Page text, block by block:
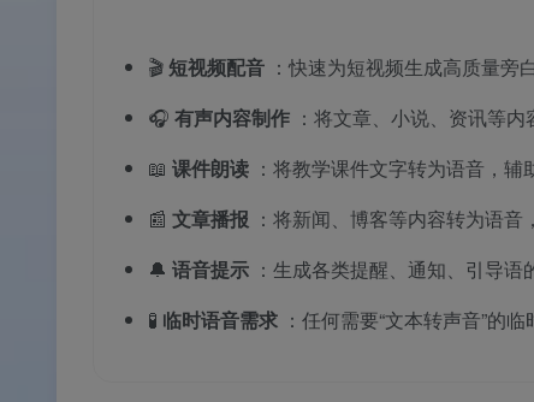
🎬 短视频配音 ：快速为短视频生成高质量旁
🎧 有声内容制作 ：将文章、小说、资讯等
📖 课件朗读 ：将教学课件文字转为语音，辅
📰 文章播报 ：将新闻、博客等内容转为语
🔔 语音提示 ：生成各类提醒、通知、引导语
🧪 临时语音需求 ：任何需要“文本转声音”的